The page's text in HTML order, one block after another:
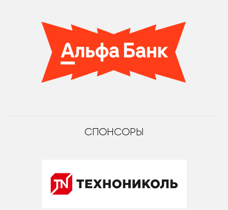
СПОНСОРЫ